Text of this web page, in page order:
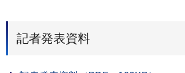
記者発表資料